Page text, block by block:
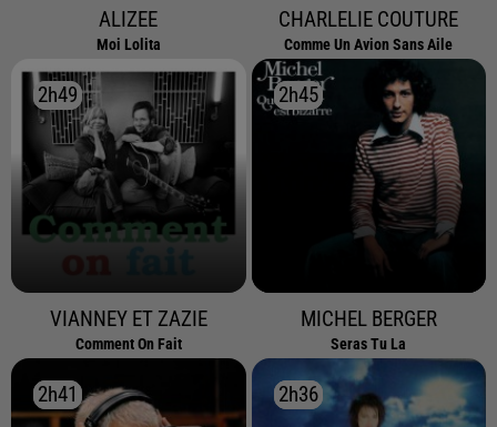
ALIZEE
Moi Lolita
CHARLELIE COUTURE
Comme Un Avion Sans Aile
2h49
2h49
VIANNEY ET ZAZIE
Comment On Fait
2h45
2h45
MICHEL BERGER
Seras Tu La
2h41
2h41 2h36
2h36